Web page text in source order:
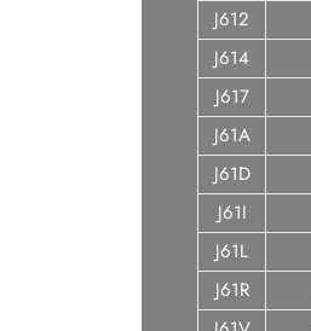
J612
J614
J617
J61A
J61D
J61I
J61L
J61R